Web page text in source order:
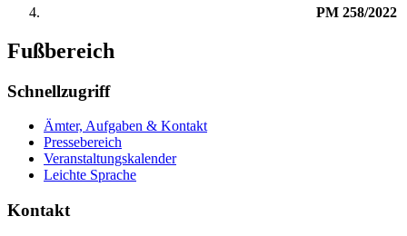
PM 258/2022
Fußbereich
Schnellzugriff
Ämter, Aufgaben & Kontakt
Pressebereich
Veranstaltungskalender
Leichte Sprache
Kontakt